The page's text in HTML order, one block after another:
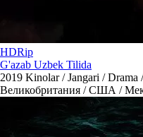
HDRip
G'azab Uzbek Tilida
2019 Kinolar / Jangari /
Великобритания / США /